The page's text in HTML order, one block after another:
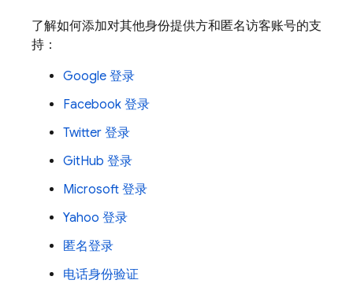
了解如何添加对其他身份提供方和匿名访客账号的支
持：
Google 登录
Facebook 登录
Twitter 登录
GitHub 登录
Microsoft 登录
Yahoo 登录
匿名登录
电话身份验证